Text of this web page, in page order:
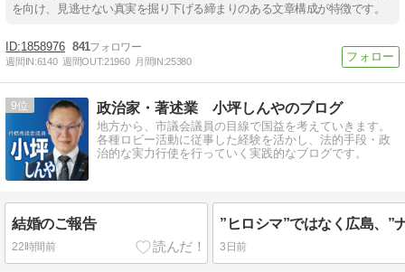
を向け、見逃せない真実を掘り下げる締まりのある文章構成が特徴です。
1858976 841
週間IN:6140 週間OUT:21960 月間IN:25380
9 政治家・著述業 小坪しんやのブログ
地方から、市議会議員の目線で国益を考えていきます。
各種ロビー活動に従事した経験を活かし、法的手段・政
治的な実力行使を行っていく実践的なブログです。
結婚のご報告
22時間前 3日前